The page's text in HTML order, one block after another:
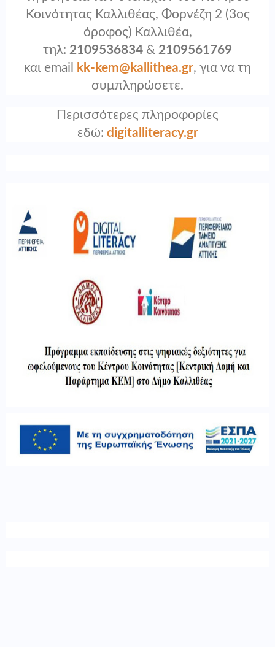
Κοινότητας Καλλιθέας, Φορνέζη 2 (3ος
όροφος) Καλλιθέα,
τηλ: 2109536834 & 2109561769
και email
kk-kem@kallithea.gr, για να τη
συμπληρώσετε.
Περισσότερες πληροφορίες
εδώ: digitalliteracy.gr